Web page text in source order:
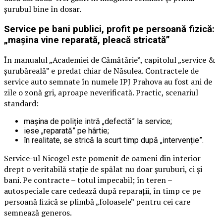
șurubul bine în dosar.
Service pe bani publici, profit pe persoană fizică:
„mașina vine reparată, pleacă stricată”
În manualul „Academiei de Cămătărie”, capitolul „service &
șurubăreală” e predat chiar de Năsulea. Contractele de
service auto semnate în numele IPJ Prahova au fost ani de
zile o zonă gri, aproape neverificată. Practic, scenariul
standard:
mașina de poliție intră „defectă” la service;
iese „reparată” pe hârtie;
în realitate, se strică la scurt timp după „intervenție”.
Service-ul Nicogel este pomenit de oameni din interior
drept o veritabilă stație de spălat nu doar șuruburi, ci și
bani. Pe contracte – totul impecabil; în teren –
autospeciale care cedează după reparații, în timp ce pe
persoană fizică se plimbă „foloasele” pentru cei care
semnează generos.